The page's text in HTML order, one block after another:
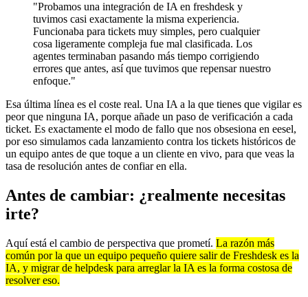
"Probamos una integración de IA en freshdesk y
tuvimos casi exactamente la misma experiencia.
Funcionaba para tickets muy simples, pero cualquier
cosa ligeramente compleja fue mal clasificada. Los
agentes terminaban pasando más tiempo corrigiendo
errores que antes, así que tuvimos que repensar nuestro
enfoque."
Esa última línea es el coste real. Una IA a la que tienes que vigilar es
peor que ninguna IA, porque añade un paso de verificación a cada
ticket. Es exactamente el modo de fallo que nos obsesiona en eesel,
por eso simulamos cada lanzamiento contra los tickets históricos de
un equipo antes de que toque a un cliente en vivo, para que veas la
tasa de resolución antes de confiar en ella.
Antes de cambiar: ¿realmente necesitas
irte?
Aquí está el cambio de perspectiva que prometí. La razón más
común por la que un equipo pequeño quiere salir de Freshdesk es la
IA, y migrar de helpdesk para arreglar la IA es la forma costosa de
resolver eso.